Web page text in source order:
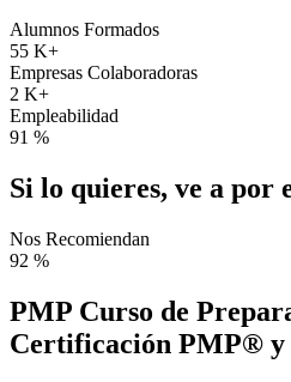
Alumnos Formados
55 K+
Empresas Colaboradoras
2 K+
Empleabilidad
91 %
Si lo quieres, ve a por
Nos Recomiendan
92 %
PMP Curso de
Certificación PMP®